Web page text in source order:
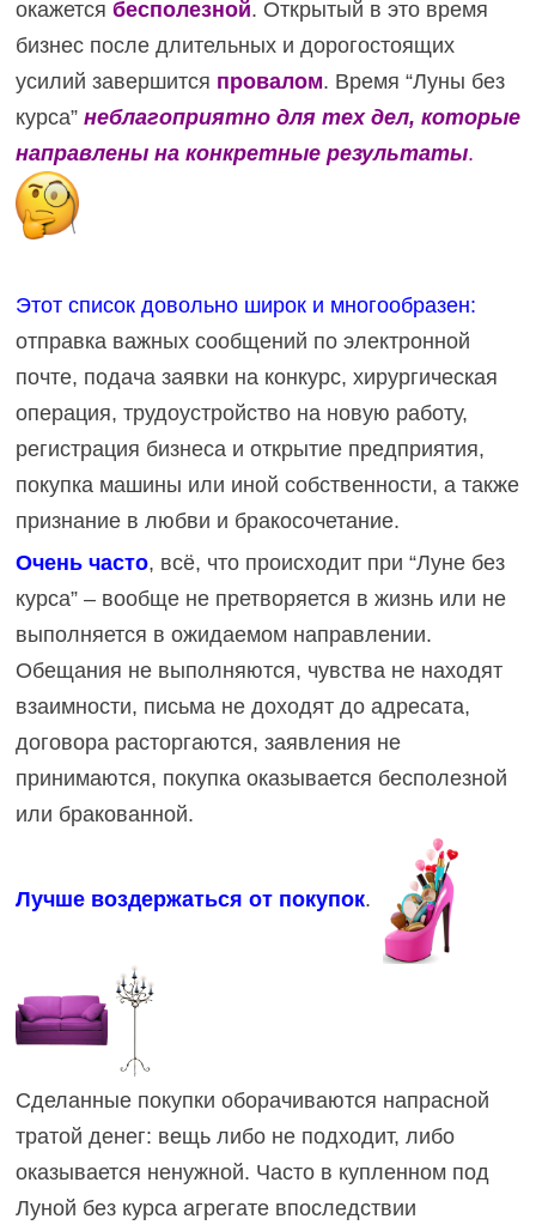
окажется бесполезной. Открытый в это время
бизнес после длительных и дорогостоящих
усилий завершится провалом. Время “Луны без
курса”неблагоприятно для тех дел, которые
направлены на конкретные результаты.
Этот список довольно широк и многообразен:
отправка важных сообщений по электронной
почте, подача заявки на конкурс, хирургическая
операция, трудоустройство на новую работу,
регистрация бизнеса и открытие предприятия,
покупка машины или иной собственности, а также
признание в любви и бракосочетание.
Очень часто, всё, что происходит при “Луне без
курса” – вообще не претворяется в жизнь или не
выполняется в ожидаемом направлении.
Обещания не выполняются, чувства не находят
взаимности, письма не доходят до адресата,
договора расторгаются, заявления не
принимаются, покупка оказывается бесполезной
или бракованной.
Лучше воздержаться от покупок.
Сделанные покупки оборачиваются напрасной
тратой денег: вещь либо не подходит, либо
оказывается ненужной. Часто в купленном под
Луной без курса агрегате впоследствии